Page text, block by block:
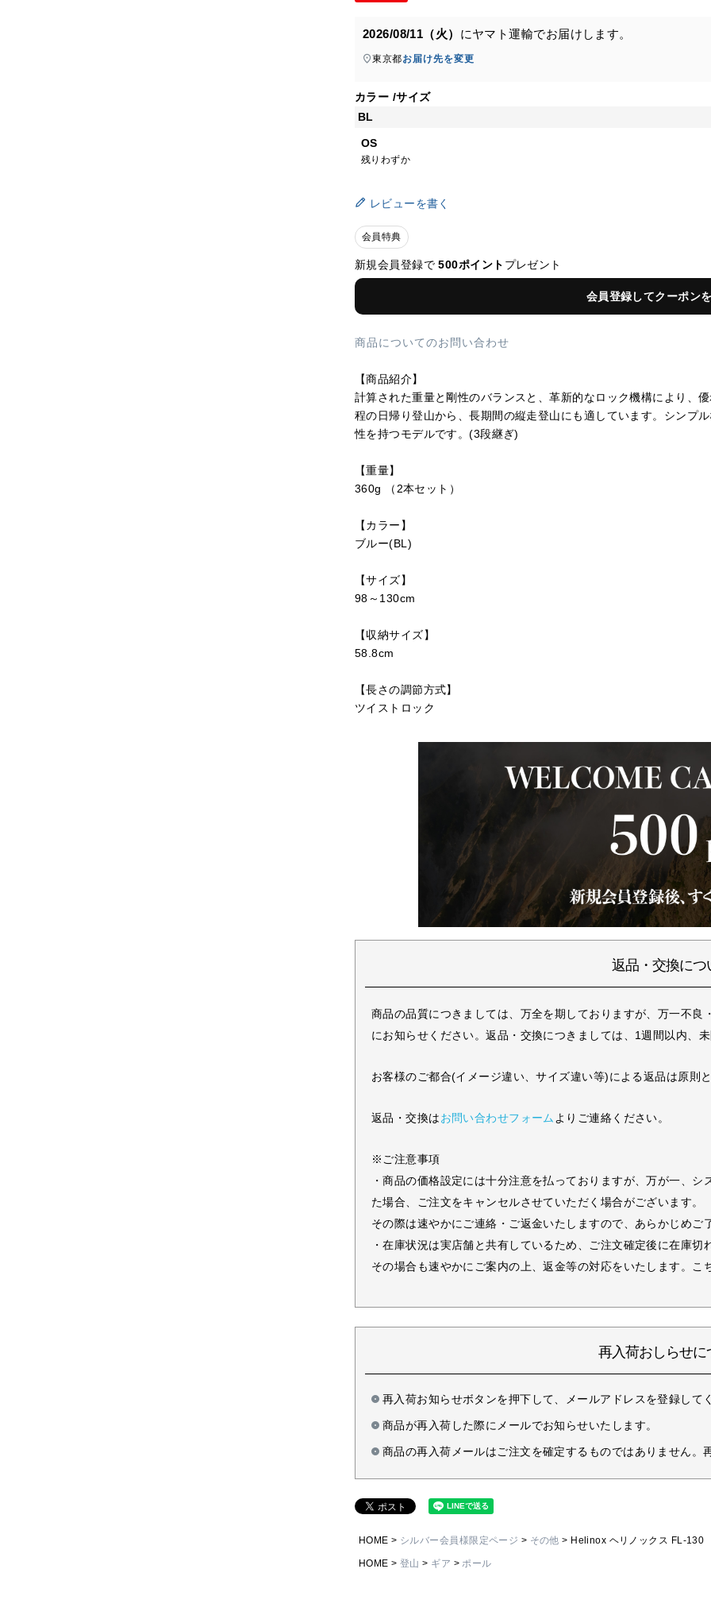
2026/08/11（火） にヤマト運輸でお届けします。
東京都お届け先を変更
カラー サイズ
BL
OS
残りわずか
レビューを書く
会員特典
新規会員登録で500ポイント プレゼント
会員登録してクーポン
商品についてのお問い合わせ
【商品紹介】
計算された重量と剛性のバランスと、革新的なロック機構により、
程の日帰り登山から、長期間の縦走登山にも適しています。シンプ
性を持つモデルです。(3段継ぎ)
【重量】
360g （2本セット）
【カラー】
ブルー(BL)
【サイズ】
98～130cm
【収納サイズ】
58.8cm
【長さの調節方式】
ツイストロック
返品・交換につ
商品の品質につきましては、万全を期しておりますが、万一不
にお知らせください。返品・交換につきましては、1週間以内、
お客様のご都合(イメージ違い、サイズ違い等)による返品は原則
返品・交換はお問い合わせフォームよりご連絡ください。
※ご注意事項
・商品の価格設定には十分注意を払っておりますが、万が一、
た場合、ご注文をキャンセルさせていただく場合がございます。
その際は速やかにご連絡・ご返金いたしますので、あらかじめご
・在庫状況は実店舗と共有しているため、ご注文確定後に在庫切
その場合も速やかにご案内の上、返金等の対応をいたします。こ
再入荷おしらせに
再入荷お知らせボタンを押下して、メールアドレスを登録して
商品が再入荷した際にメールでお知らせいたします。
商品の再入荷メールはご注文を確定するものではありません。
HOME シルバー会員様限定ページ その他 Helinox ヘリノックス FL-130
HOME 登山 ギア ポール